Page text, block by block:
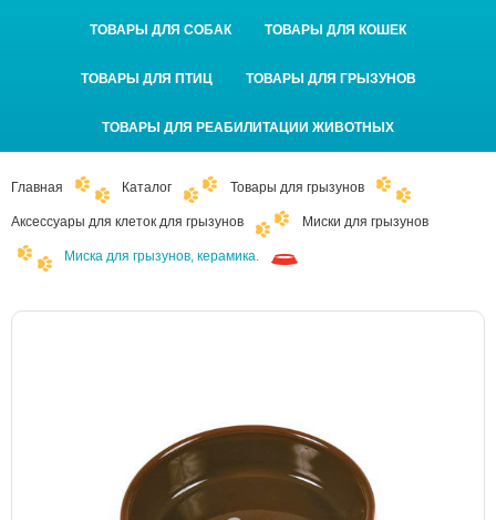
ТОВАРЫ ДЛЯ СОБАК ТОВАРЫ ДЛЯ КОШЕК
ТОВАРЫ ДЛЯ ПТИЦ ТОВАРЫ ДЛЯ ГРЫЗУНОВ
ТОВАРЫ ДЛЯ РЕАБИЛИТАЦИИ ЖИВОТНЫХ
Главная Каталог Товары для грызунов
Аксессуары для клеток для грызунов Миски для грызунов
Миска для грызунов, керамика.